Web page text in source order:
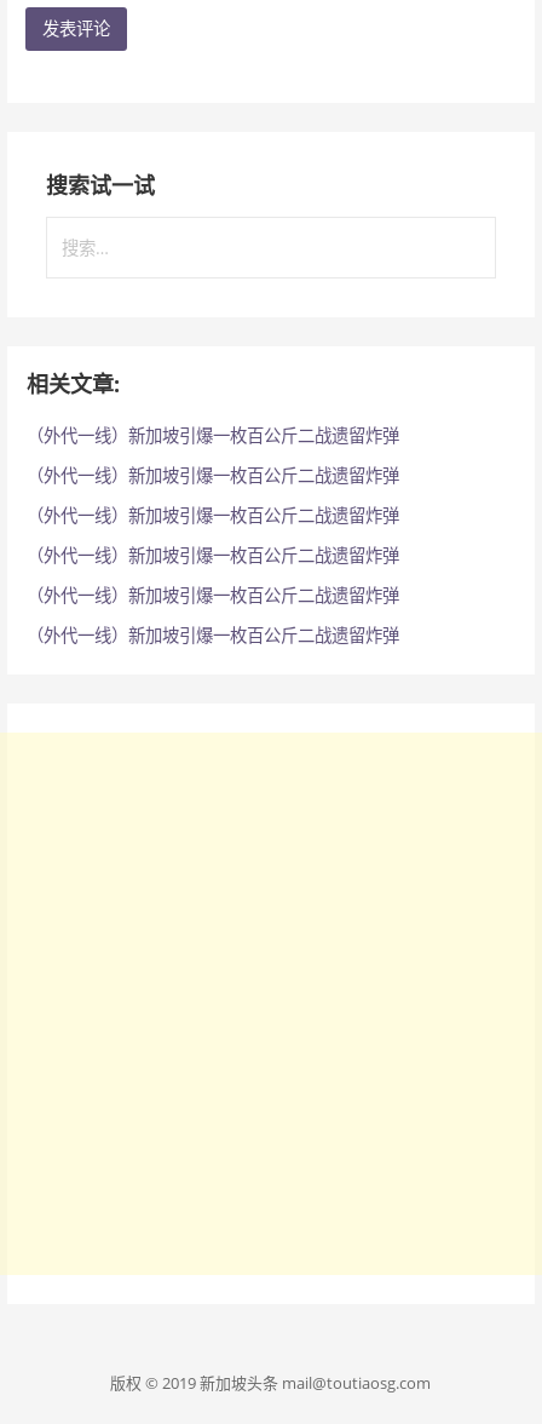
搜索试一试
索
相关文章:
（外代一线）新加坡引爆一枚百公斤二战遗留炸弹
（外代一线）新加坡引爆一枚百公斤二战遗留炸弹
（外代一线）新加坡引爆一枚百公斤二战遗留炸弹
（外代一线）新加坡引爆一枚百公斤二战遗留炸弹
（外代一线）新加坡引爆一枚百公斤二战遗留炸弹
（外代一线）新加坡引爆一枚百公斤二战遗留炸弹
版权 © 2019 新加坡头条 mail@toutiaosg.com